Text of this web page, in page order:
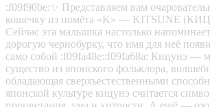
:f09f90be:✨ Представляем вам
кошечку из помёта «K» — KITSUNE
Сейчас эта малышка настолько
дорогую чернобурку, что имя для неё
само собой :f09fa48e::f09fa68a: Кицунэ —
существо из японского фольклора,
обладающая сверхъестественными
японской культуре кицунэ считается